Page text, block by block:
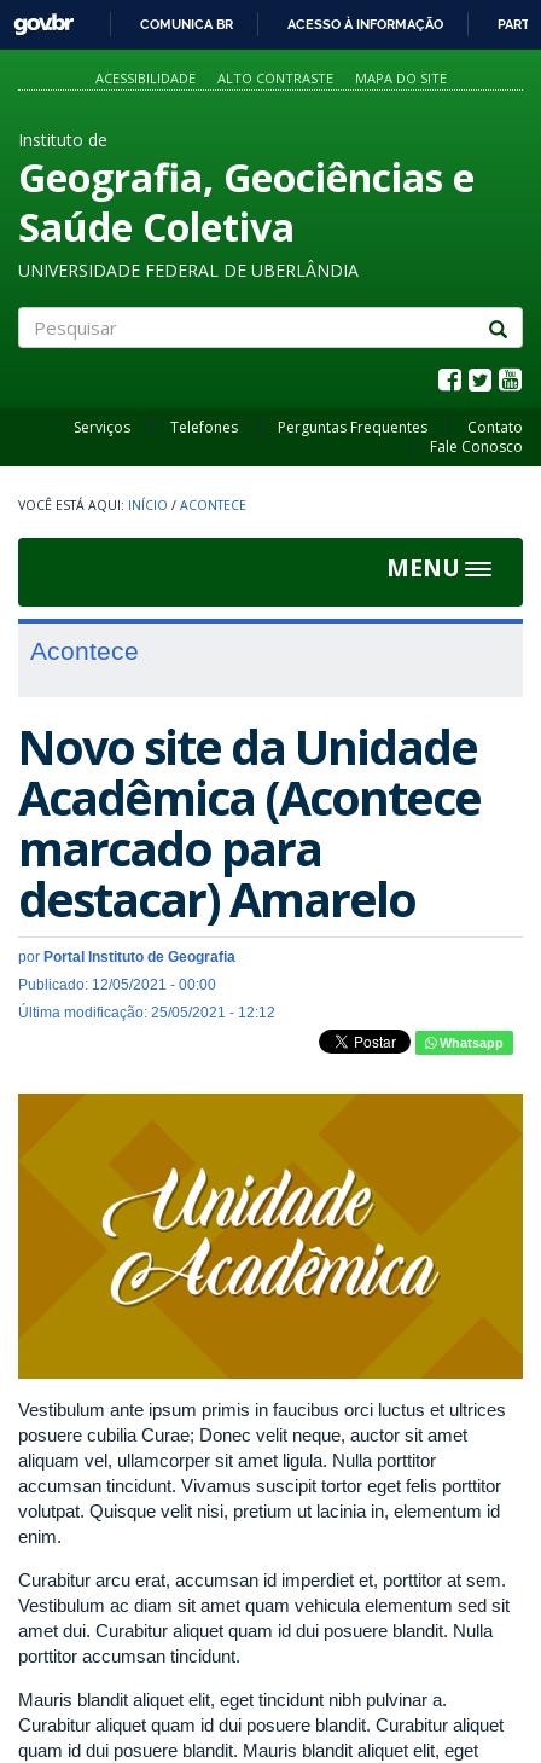
PARA
O
GOVBR
COMUNICA BR ACESSO À INFORMAÇÃO
ACESSIBILIDADE ALTO CONTRASTE MAPA DO SITE
Instituto de
Geografia, Geociências e
Saúde Coletiva
UNIVERSIDADE FEDERAL DE UBERLÂNDIA
Serviços Telefones Perguntas Frequentes
Contato
Fale Conosco
INÍCIO / ACONTECE
MENU
Toggle
Acontece
Novo site da Unidade
Acadêmica (Acontece
marcado para
destacar) Amarelo
por Portal Instituto de Geografia
Publicado: 12/05/2021 - 00:00
Última modificação: 25/05/2021 - 12:12
Whatsapp
Vestibulum ante ipsum primis in faucibus orci luctus et ultrices
posuere cubilia Curae; Donec velit neque, auctor sit amet
aliquam vel, ullamcorper sit amet ligula. Nulla porttitor
accumsan tincidunt. Vivamus suscipit tortor eget felis porttitor
volutpat. Quisque velit nisi, pretium ut lacinia in, elementum id
enim.
Curabitur arcu erat, accumsan id imperdiet et, porttitor at sem.
Vestibulum ac diam sit amet quam vehicula elementum sed sit
amet dui. Curabitur aliquet quam id dui posuere blandit. Nulla
porttitor accumsan tincidunt.
Mauris blandit aliquet elit, eget tincidunt nibh pulvinar a.
Curabitur aliquet quam id dui posuere blandit. Curabitur aliquet
quam id dui posuere blandit. Mauris blandit aliquet elit, eget